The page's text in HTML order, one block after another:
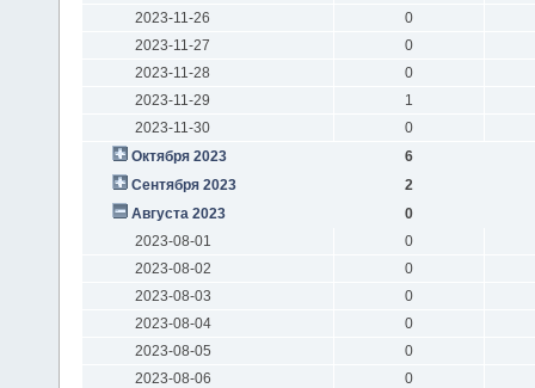
2023-11-26
0
2023-11-27
0
2023-11-28
0
2023-11-29
1
2023-11-30
0
Октября 2023
6
Сентября 2023
2
Августа 2023
0
2023-08-01
0
2023-08-02
0
2023-08-03
0
2023-08-04
0
2023-08-05
0
2023-08-06
0